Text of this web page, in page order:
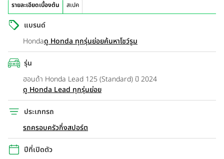
รายละเอียดเบื้องต้น สเปค
แบรนด์
Hondaดู Honda ทุกรุ่นย่อยค้นหาโชว์รูม
รุ่น
ฮอนด้า Honda Lead 125 (Standard) ปี 2024
ดู Honda Lead ทุกรุ่นย่อย
ประเภทรถ
รถครอบครัวกึ่งสปอร์ต
ปีที่เปิดตัว